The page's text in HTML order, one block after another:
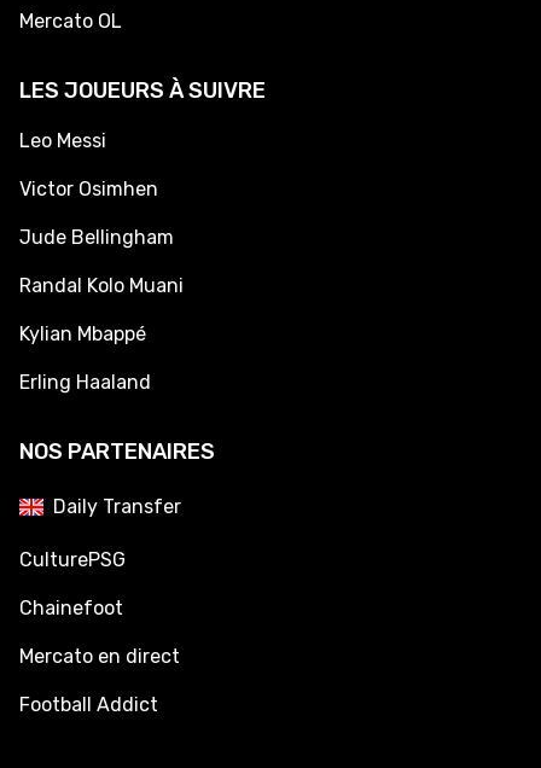
Mercato OL
LES JOUEURS À SUIVRE
Leo Messi
Victor Osimhen
Jude Bellingham
Randal Kolo Muani
Kylian Mbappé
Erling Haaland
NOS PARTENAIRES
Daily Transfer
CulturePSG
Chainefoot
Mercato en direct
Football Addict